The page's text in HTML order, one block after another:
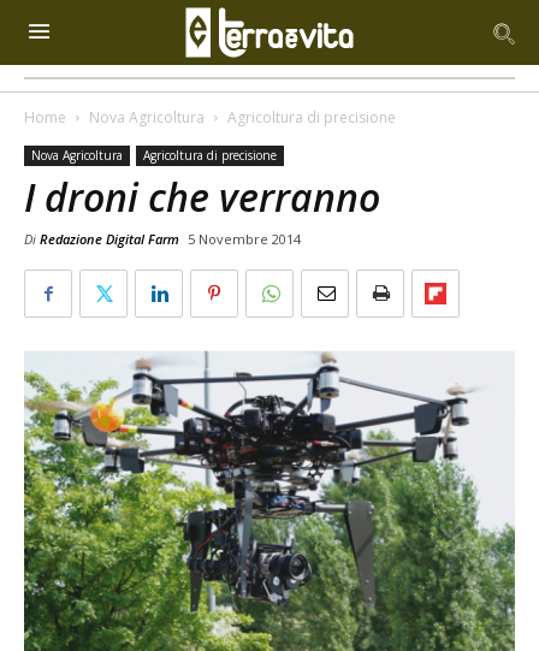
Home Nova Agricoltura Agricoltura di precisione
Nova Agricoltura Agricoltura di precisione
I droni che verranno
Di Redazione Digital Farm 5 Novembre 2014